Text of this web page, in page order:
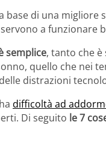
base di una migliore
a funzionare
semplice, tanto che
quello che nei
distrazioni
difficoltà ad
Di seguito le 7